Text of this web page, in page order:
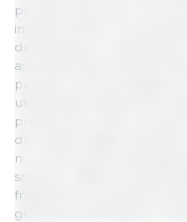
porções menores e
impacto direto é uma
demanda por carboidratos
ascensão das proteínas.
porque a recomendação
utiliza esses tratamentos
proteína por quilo corporal
da massa magra),
no consumo de
snacks e -8,8% em
frigoríficos e produtores
grandes beneficiados a